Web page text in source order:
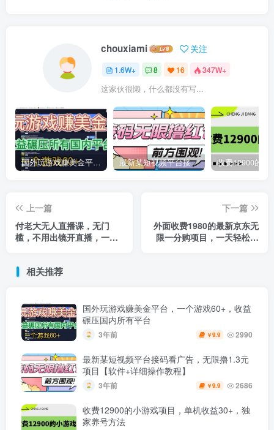
chouxiami 关注
1.6W+ 8 16 347W+
这家伙很懒，什么都没有写...
国外玩游戏赚美金平台，一个游戏60+，收益碾压国内所有平台 最新某短视频平台接码看广告，无限撸1.3元项目【软件+详细操作教程】
上一篇
付老大无人直播课，无门
槛，不用出镜开直播，一天
下一篇
外面收费1980的最新京东无
限一分购项目，一天轻松几
相关推荐
国外玩游戏赚美金平台，一个游戏60+，收益
碾压国内所有平台
3年前 ￥9.9 2990
最新某短视频平台接码看广告，无限撸1.3元
项目【软件+详细操作教程】
3年前 ￥9.9 2686
收费12900的小游戏项目，单机收益30+，独
家养号方法